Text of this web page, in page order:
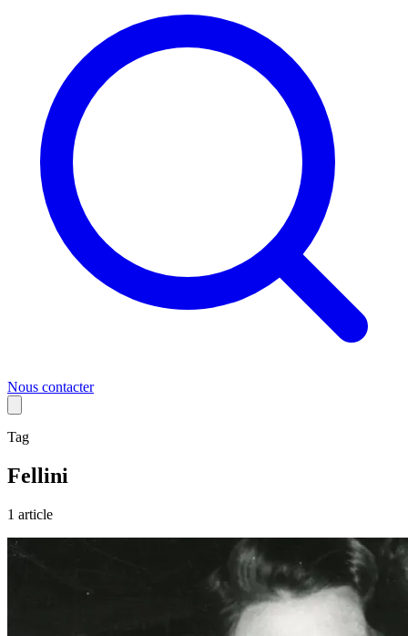
Nous contacter
Tag
Fellini
1 article